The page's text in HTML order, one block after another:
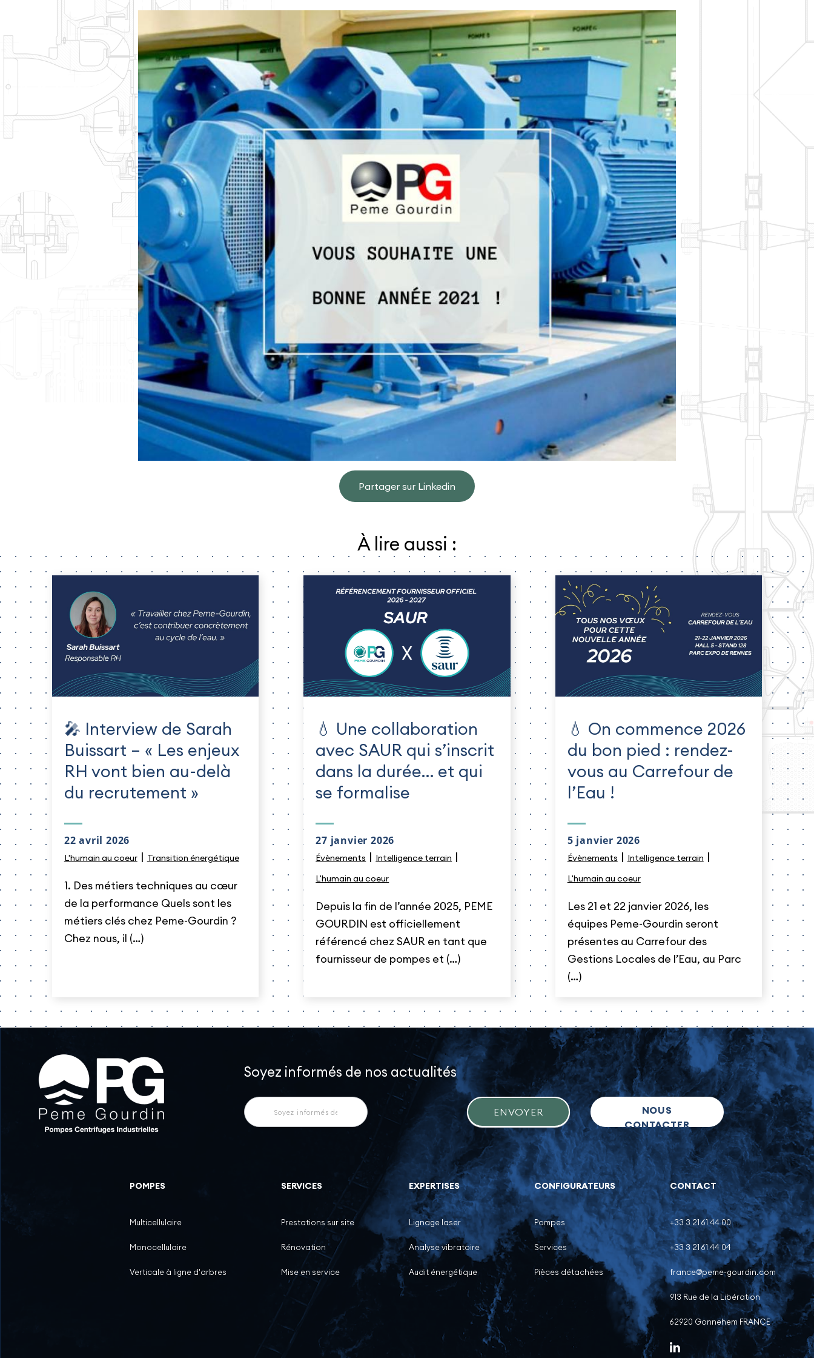
Partager sur Linkedin
À lire aussi :
🎤 Interview de Sarah
Buissart – « Les enjeux
RH vont bien au-delà
du recrutement »
22 avril 2026
L'humain au coeur| Transition énergétique
1. Des métiers techniques au cœur
de la performance Quels sont les
métiers clés chez Peme-Gourdin ?
Chez nous, il (…)
💧 Une collaboration
avec SAUR qui s’inscrit
dans la durée… et qui
se formalise
27 janvier 2026
Évènements | Intelligence terrain |
L'humain au coeur
Depuis la fin de l’année 2025, PEME
GOURDIN est officiellement
référencé chez SAUR en tant que
fournisseur de pompes et (…)
💧 On commence 2026
du bon pied : rendez-
vous au Carrefour de
l’Eau !
5 janvier 2026
Évènements | Intelligence terrain |
L'humain au coeur
Les 21 et 22 janvier 2026, les
équipes Peme-Gourdin seront
présentes au Carrefour des
Gestions Locales de l’Eau, au Parc
(…)
Newsletter
Soyez informés de nos actualités
ENVOYER
NOUS
CONTACTER
POMPES
Multicellulaire
Monocellulaire
Verticale à ligne d'arbres
SERVICES
Prestations sur site
Rénovation
Mise en service
EXPERTISES
Lignage laser
Analyse vibratoire
Audit énergétique
CONFIGURATEURS
Pompes
Services
Pièces détachées
CONTACT
+33 3 21 61 44 00
+33 3 21 61 44 04
france@peme-gourdin.com
913 Rue de la Libération
62920 Gonnehem FRANCE